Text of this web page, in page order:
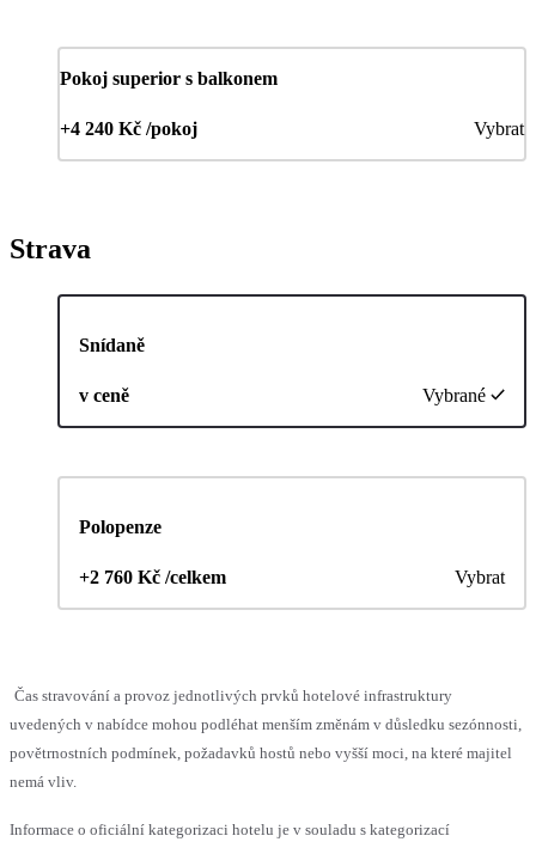
Pokoj superior s balkonem
+4 240 Kč /pokoj Vybrat
Strava
Snídaně
v ceně Vybrané
Polopenze
+2 760 Kč /celkem Vybrat
Čas stravování a provoz jednotlivých prvků hotelové infrastruktury
uvedených v nabídce mohou podléhat menším změnám v důsledku sezónnosti,
povětrnostních podmínek, požadavků hostů nebo vyšší moci, na které majitel
nemá vliv.
Informace o oficiální kategorizaci hotelu je v souladu s kategorizací